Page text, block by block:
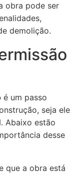
obra pode ser
demolição.
é um passo
seja ele
Abaixo estão
desse
que a obra está